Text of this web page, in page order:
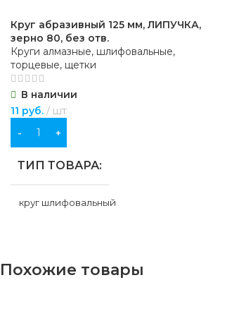
Круг абразивный 125 мм, ЛИПУЧКА,
зерно 80, без отв.
Круги алмазные, шлифовальные,
торцевые, щетки
В наличии
11 руб. шт
В КОРЗИНУ
ТИП ТОВАРА
круг шлифовальный
для строительства ,для хозяйственно-
Похожие товары